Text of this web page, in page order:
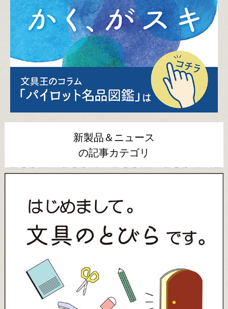
新製品＆ニュース
の記事カテゴリ